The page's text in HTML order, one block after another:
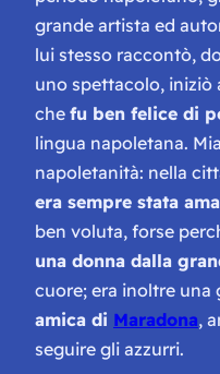
grande artista ed
lui stesso raccontò,
uno spettacolo, iniziò
che fu ben felice di
lingua napoletana.
napoletanità: nella
era sempre stata
ben voluta, forse
una donna dalla
cuore; era inoltre una
amica di Maradona,
seguire gli azzurri.